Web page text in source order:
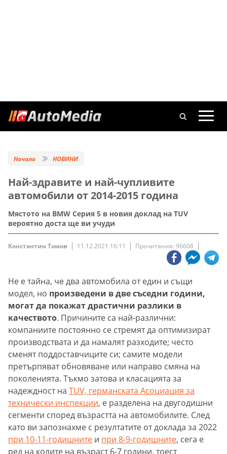
Начало НОВИНИ
Най-здравите и най-чупливите
автомобили от 2014-2015 година
Мястото на BMW Серия 5 в новия доклад на TUV
вероятно доста ще ви учуди
Константин Томов 11.12.2021 16:11 Прочитания: 96608
Не е тайна, че два автомобила от един и същи
модел, но произведени в две съседни години,
могат да покажат драстични разлики в
качеството. Причините са най-различни:
компаниите постоянно се стремят да оптимизират
производствата и да намалят разходите; често
сменят поддоставчиците си; самите модели
претърпяват обновяване или направо смяна на
поколенията. Тъкмо затова и класацията за
надеждност на TUV, германската Асоциация за
технически инспекции, e разделена на двугодишни
сегменти според възрастта на автомобилите. След
като ви запознахме с резултатите от доклада за 2022
при 10-11-годишните и при 8-9-годишните, сега е
ред на колите на възраст 6-7 години, тоест